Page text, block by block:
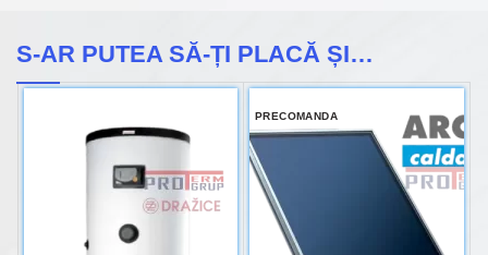
S-AR PUTEA SĂ-ȚI PLACĂ ȘI…
PRECOMANDA